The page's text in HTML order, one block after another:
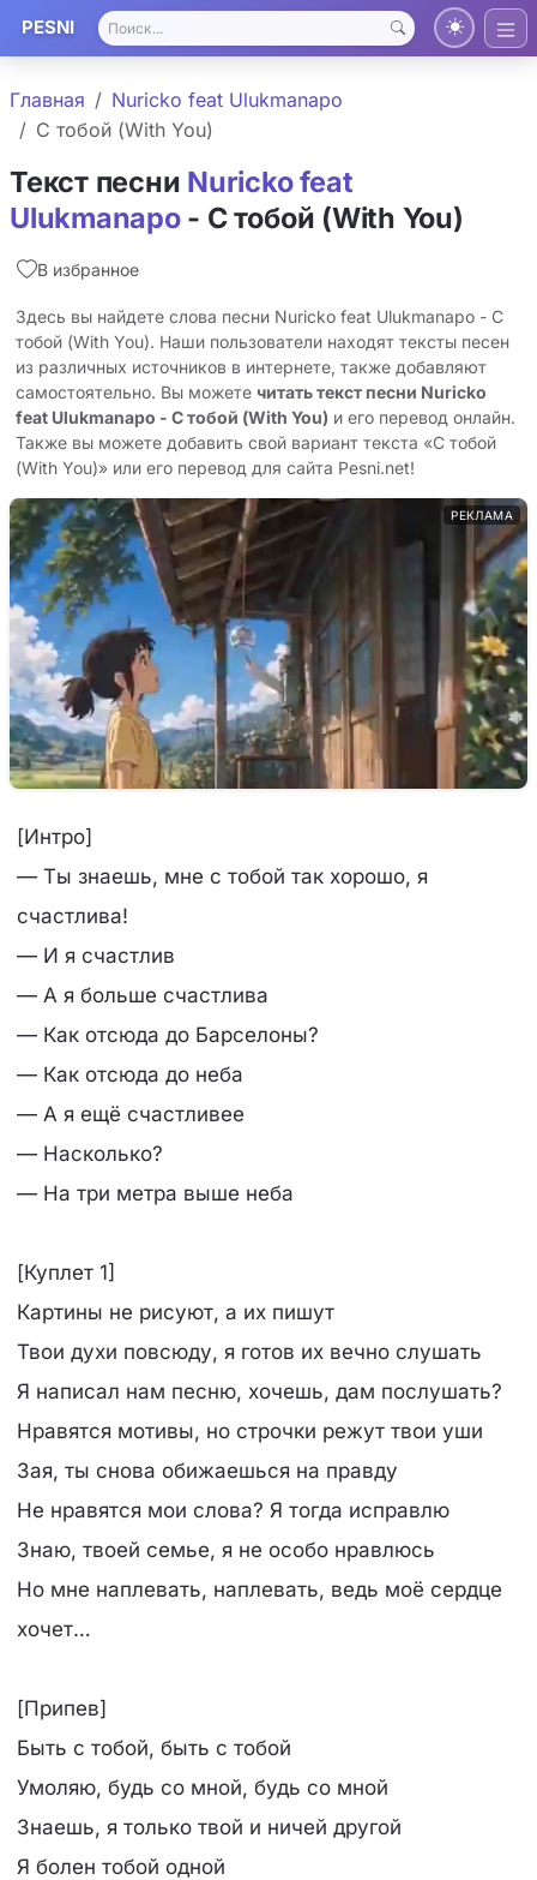
PESNI
Главная
Nuricko feat Ulukmanapo
С тобой (With You)
Текст песни Nuricko feat
Ulukmanapo- С тобой (With You)
В избранное
Здесь вы найдете слова песни Nuricko feat Ulukmanapo - С
тобой (With You). Наши пользователи находят тексты песен
из различных источников в интернете, также добавляют
самостоятельно. Вы можете читать текст песни Nuricko
feat Ulukmanapo - С тобой (With You) и его перевод онлайн.
Также вы можете добавить свой вариант текста «С тобой
(With You)» или его перевод для сайта Pesni.net!
РЕКЛАМА
[Интро]
— Ты знаешь, мне с тобой так хорошо, я
счастлива!
— И я счастлив
— А я больше счастлива
— Как отсюда до Барселоны?
— Как отсюда до неба
— А я ещё счастливее
— Насколько?
— На три метра выше неба
[Куплет 1]
Картины не рисуют, а их пишут
Твои духи повсюду, я готов их вечно слушать
Я написал нам песню, хочешь, дам послушать?
Нравятся мотивы, но строчки режут твои уши
Зая, ты снова обижаешься на правду
Не нравятся мои слова? Я тогда исправлю
Знаю, твоей семье, я не особо нравлюсь
Но мне наплевать, наплевать, ведь моё сердце
хочет…
[Припев]
Быть с тобой, быть с тобой
Умоляю, будь со мной, будь со мной
Знаешь, я только твой и ничей другой
Я болен тобой одной